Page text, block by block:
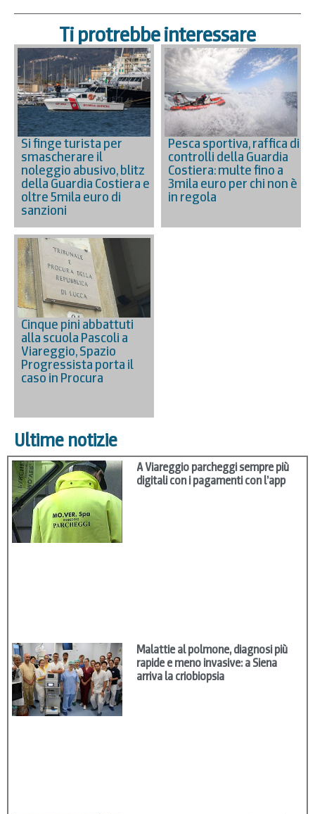
Ti protrebbe interessare
Si finge turista per
smascherare il
noleggio abusivo, blitz
della Guardia Costiera e
oltre 5mila euro di
sanzioni
Pesca sportiva, raffica di
controlli della Guardia
Costiera: multe fino a
3mila euro per chi non è
in regola
Cinque pini abbattuti
alla scuola Pascoli a
Viareggio, Spazio
Progressista porta il
caso in Procura
Ultime notizie
A Viareggio parcheggi sempre più
digitali con i pagamenti con l’app
Malattie al polmone, diagnosi più
rapide e meno invasive: a Siena
arriva la criobiopsia